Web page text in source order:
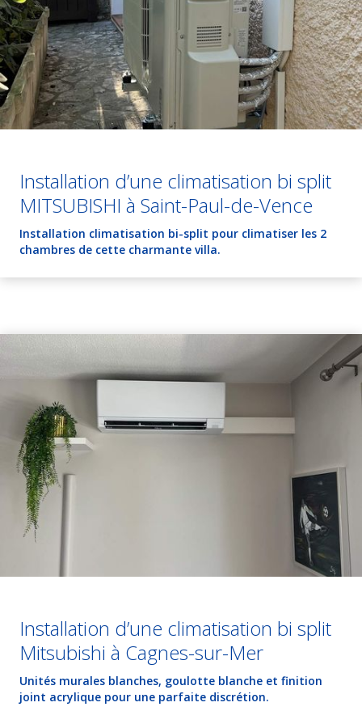
Installation d’une climatisation bi split
MITSUBISHI à Saint-Paul-de-Vence
Installation climatisation bi-split pour climatiser les 2
chambres de cette charmante villa.
Installation d’une climatisation bi split
Mitsubishi à Cagnes-sur-Mer
Unités murales blanches, goulotte blanche et finition
joint acrylique pour une parfaite discrétion.